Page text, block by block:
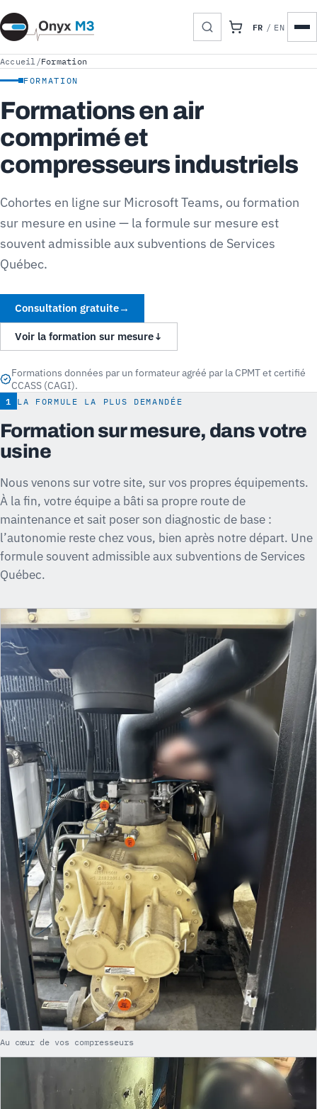
FR / EN
Accueil /Formation
FORMATION
Formations en air
comprimé et
compresseurs industriels
Cohortes en ligne sur Microsoft Teams, ou formation
sur mesure en usine — la formule sur mesure est
souvent admissible aux subventions de Services
Québec.
Consultation gratuite→
Voir la formation sur mesure↓
Formations données par un formateur agréé par la CPMT et certifié
CCASS (CAGI).
1 LA FORMULE LA PLUS DEMANDÉE
Formation sur mesure, dans votre
usine
Nous venons sur votre site, sur vos propres équipements.
À la fin, votre équipe a bâti sa propre route de
maintenance et sait poser son diagnostic de base :
l’autonomie reste chez vous, bien après notre départ. Une
formule souvent admissible aux subventions de Services
Québec.
Au cœur de vos compresseurs